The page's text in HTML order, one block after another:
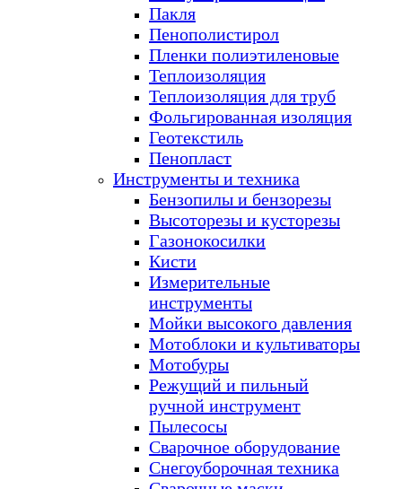
Пакля
Пенополистирол
Пленки полиэтиленовые
Теплоизоляция
Теплоизоляция для труб
Фольгированная изоляция
Геотекстиль
Пенопласт
Инструменты и техника
Бензопилы и бензорезы
Высоторезы и кусторезы
Газонокосилки
Кисти
Измерительные
инструменты
Мойки высокого давления
Мотоблоки и культиваторы
Мотобуры
Режущий и пильный
ручной инструмент
Пылесосы
Сварочное оборудование
Снегоуборочная техника